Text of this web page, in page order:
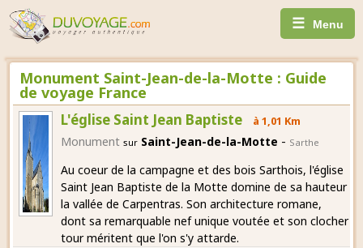
☰ Menu
Monument Saint-Jean-de-la-Motte : Guide
de voyage France
L'église Saint Jean Baptiste à 1,01 Km
Monument sur Saint-Jean-de-la-Motte - Sarthe
Au coeur de la campagne et des bois Sarthois, l'église
Saint Jean Baptiste de la Motte domine de sa hauteur
la vallée de Carpentras. Son architecture romane,
dont sa remarquable nef unique voutée et son clocher
tour méritent que l'on s'y attarde.